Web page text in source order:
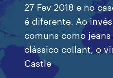
27 Fev 2018 e no
é diferente. Ao
comuns como
clássico collant, o
Castle